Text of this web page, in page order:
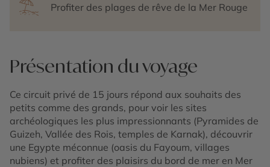
Profiter des plages de rêve de la Mer Rouge
Présentation du voyage
Ce circuit privé de 15 jours répond aux souhaits des
petits comme des grands, pour voir les sites
archéologiques les plus impressionnants (Pyramides de
Guizeh, Vallée des Rois, temples de Karnak), découvrir
une Egypte méconnue (oasis du Fayoum, villages
nubiens) et profiter des plaisirs du bord de mer en Mer